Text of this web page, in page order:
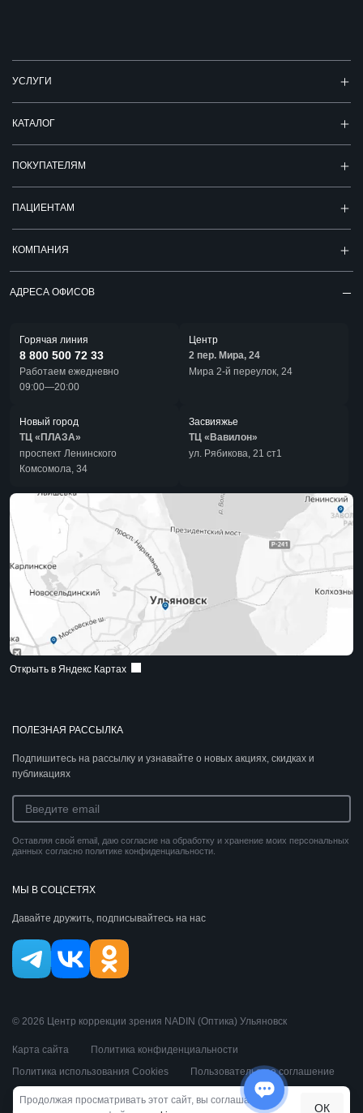
ПОЛЕЗНАЯ РАССЫЛКА
Подпишитесь на рассылку и узнавайте о новых акциях, скидках и
публикациях
Оставляя свой email, даю согласие на обработку и хранение моих персональных
данных согласно политике конфиденциальности.
МЫ В СОЦСЕТЯХ
Давайте дружить, подписывайтесь на нас
УСЛУГИ
КАТАЛОГ
ПОКУПАТЕЛЯМ
ПАЦИЕНТАМ
КОМПАНИЯ
АДРЕСА ОФИСОВ
Горячая линия
8 800 500 72 33
Работаем ежедневно
09:00—20:00
Центр
2 пер. Мира, 24
Мира 2-й переулок, 24
Новый город
ТЦ «ПЛАЗА»
проспект Ленинского
Комсомола, 34
Засвияжье
ТЦ «Вавилон»
ул. Рябикова, 21 ст1
Открыть в Яндекс Картах
© 2026 Центр коррекции зрения NADIN (Оптика) Ульяновск
Карта сайта
Политика конфиденциальности
Политика использования Cookies
Пользовательское соглашение
Публичная оферта
Продолжая просматривать этот сайт, вы соглашаетесь
ОК